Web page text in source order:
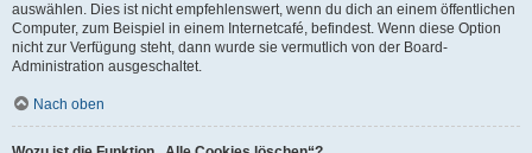
auswählen. Dies ist nicht empfehlenswert, wenn du dich an einem öffentlichen
Computer, zum Beispiel in einem Internetcafé, befindest. Wenn diese Option
nicht zur Verfügung steht, dann wurde sie vermutlich von der Board-
Administration ausgeschaltet.
Nach oben